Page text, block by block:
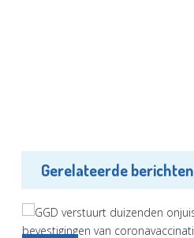
Gerelateerde berichten